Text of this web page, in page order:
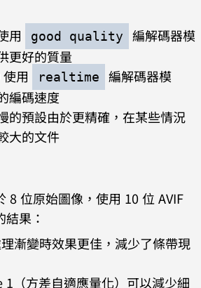
用
good quality
編解碼器模
更好的質量
用
realtime
編解碼器模
編碼速度
的預設由於更精確，在某些情況
大的文件
8 位原始圖像，使用 10 位 AVIF
果：
漸變時效果更佳，減少了條帶現
（方差自適應量化）可以減少細